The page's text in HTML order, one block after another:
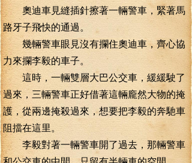
奧迪車見縫插針擦著一輛警車，緊著馬
路牙子飛快的通過。
幾輛警車眼見沒有攔住奧迪車，齊心協
力來攔李毅的車子。
這時，一輛雙層大巴公交車，緩緩駛了
過來，三輛警車正好借著這輛龐然大物的掩
護，從兩邊掩殺過來，想要把李毅的奔馳車
阻擋在這里。
李毅對著一輛警車開了過去，那輛警車